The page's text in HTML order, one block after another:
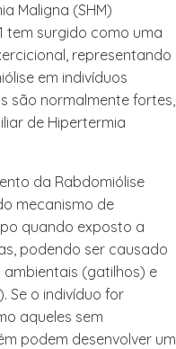
Maligna (SHM)
tem surgido como uma
representando
em indivíduos
são normalmente fortes,
de Hipertermia
da Rabdomiólise
mecanismo de
quando exposto a
podendo ser causado
(gatilhos) e
Se o indivíduo for
aqueles sem
podem desenvolver um